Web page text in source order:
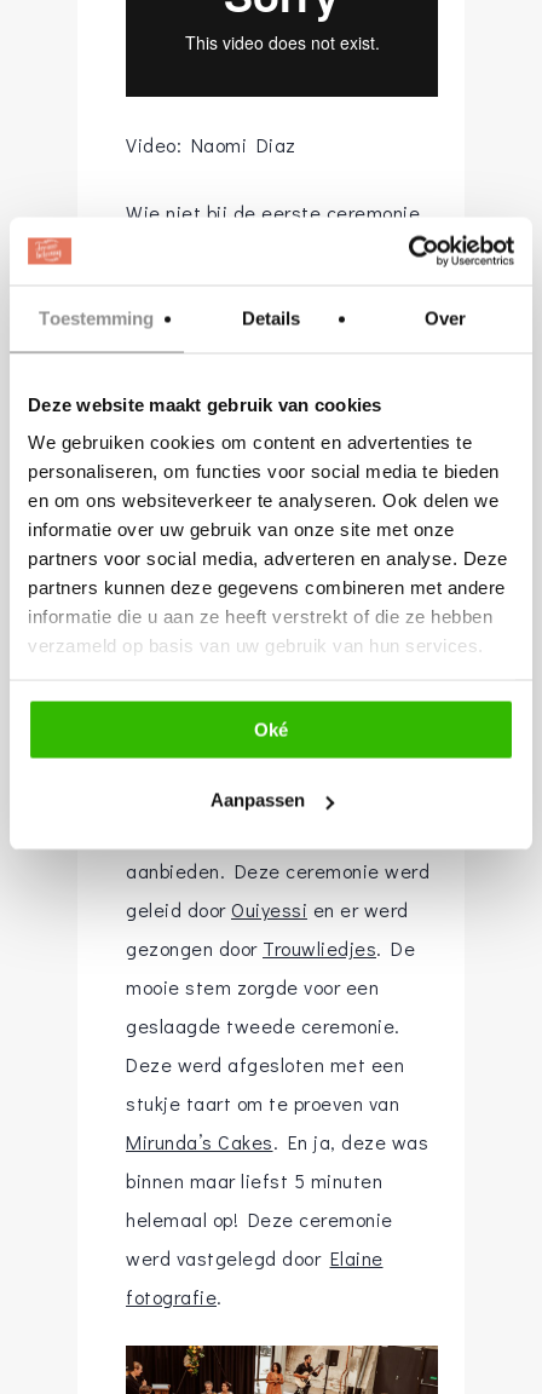
Toestemming Details Over
Deze website maakt gebruik van cookies
We gebruiken cookies om content en advertenties te
personaliseren, om functies voor social media te bieden
en om ons websiteverkeer te analyseren. Ook delen we
informatie over uw gebruik van onze site met onze
partners voor social media, adverteren en analyse. Deze
partners kunnen deze gegevens combineren met andere
informatie die u aan ze heeft verstrekt of die ze hebben
verzameld op basis van uw gebruik van hun services.
Oké
Aanpassen
Video: Naomi Diaz
Wie niet bij de eerste ceremonie
aanwezig konden zijn, hadden de
ceremonie te volgen die om 15:00
verscheen de bruid in een
stralende jurk vanBruidshuis
Dianaen de bruidegom in een pak
van Jansen en Jansen. Wederom
werden de ringen gedragen door
het zoontje van het bruidspaar,
maar dit keer waren de ringen van
ben je aan het juiste adres als
jullie nog niet precies weten wat
voor ringen jullie graag willen, door
aanbieden. Deze ceremonie werd
geleid doorOuiyessi en er werd
gezongen door Trouwliedjes. De
mooie stem zorgde voor een
geslaagde tweede ceremonie.
Deze werd afgesloten met een
stukje taart om te proeven van
Mirunda’s Cakes. En ja, deze was
binnen maar liefst 5 minuten
helemaal op! Deze ceremonie
werd vastgelegd door Elaine
fotografie.